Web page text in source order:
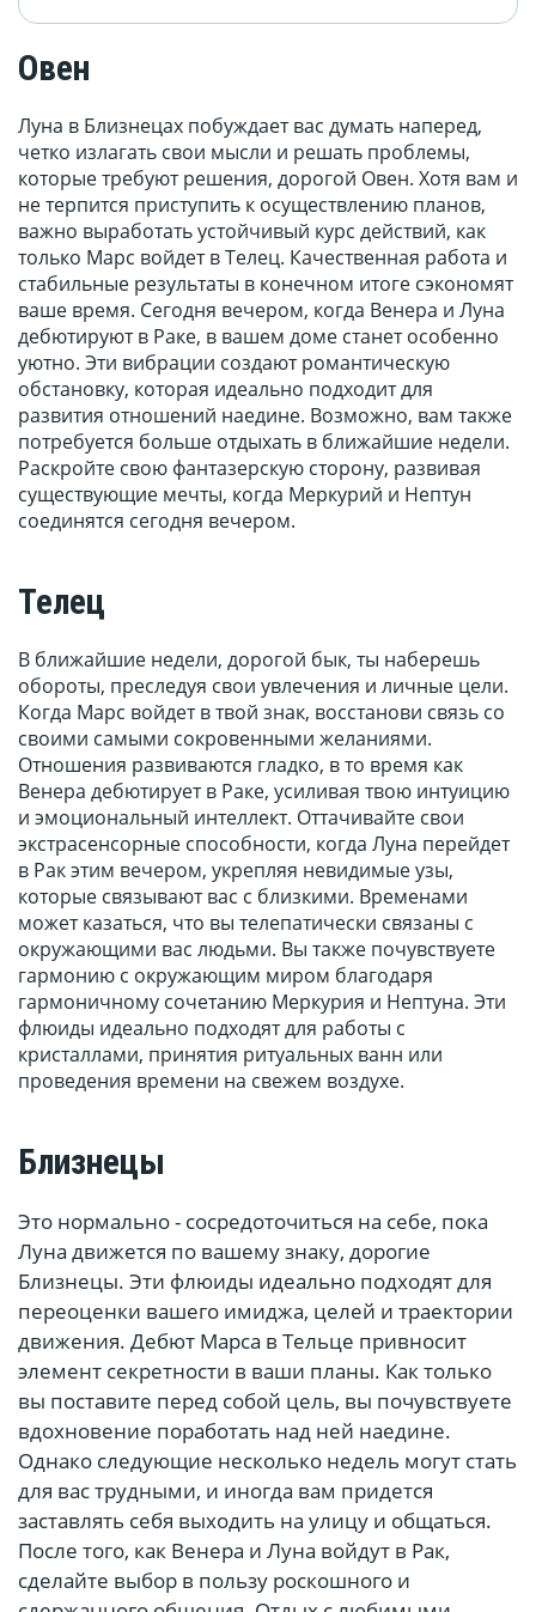
Овен
Луна в Близнецах побуждает вас думать наперед,
четко излагать свои мысли и решать проблемы,
которые требуют решения, дорогой Овен. Хотя вам и
не терпится приступить к осуществлению планов,
важно выработать устойчивый курс действий, как
только Марс войдет в Телец. Качественная работа и
стабильные результаты в конечном итоге сэкономят
ваше время. Сегодня вечером, когда Венера и Луна
дебютируют в Раке, в вашем доме станет особенно
уютно. Эти вибрации создают романтическую
обстановку, которая идеально подходит для
развития отношений наедине. Возможно, вам также
потребуется больше отдыхать в ближайшие недели.
Раскройте свою фантазерскую сторону, развивая
существующие мечты, когда Меркурий и Нептун
соединятся сегодня вечером.
Телец
В ближайшие недели, дорогой бык, ты наберешь
обороты, преследуя свои увлечения и личные цели.
Когда Марс войдет в твой знак, восстанови связь со
своими самыми сокровенными желаниями.
Отношения развиваются гладко, в то время как
Венера дебютирует в Раке, усиливая твою интуицию
и эмоциональный интеллект. Оттачивайте свои
экстрасенсорные способности, когда Луна перейдет
в Рак этим вечером, укрепляя невидимые узы,
которые связывают вас с близкими. Временами
может казаться, что вы телепатически связаны с
окружающими вас людьми. Вы также почувствуете
гармонию с окружающим миром благодаря
гармоничному сочетанию Меркурия и Нептуна. Эти
флюиды идеально подходят для работы с
кристаллами, принятия ритуальных ванн или
проведения времени на свежем воздухе.
Близнецы
Это нормально - сосредоточиться на себе, пока
Луна движется по вашему знаку, дорогие
Близнецы. Эти флюиды идеально подходят для
переоценки вашего имиджа, целей и траектории
движения. Дебют Марса в Тельце привносит
элемент секретности в ваши планы. Как только
вы поставите перед собой цель, вы почувствуете
вдохновение поработать над ней наедине.
Однако следующие несколько недель могут стать
для вас трудными, и иногда вам придется
заставлять себя выходить на улицу и общаться.
После того, как Венера и Луна войдут в Рак,
сделайте выбор в пользу роскошного и